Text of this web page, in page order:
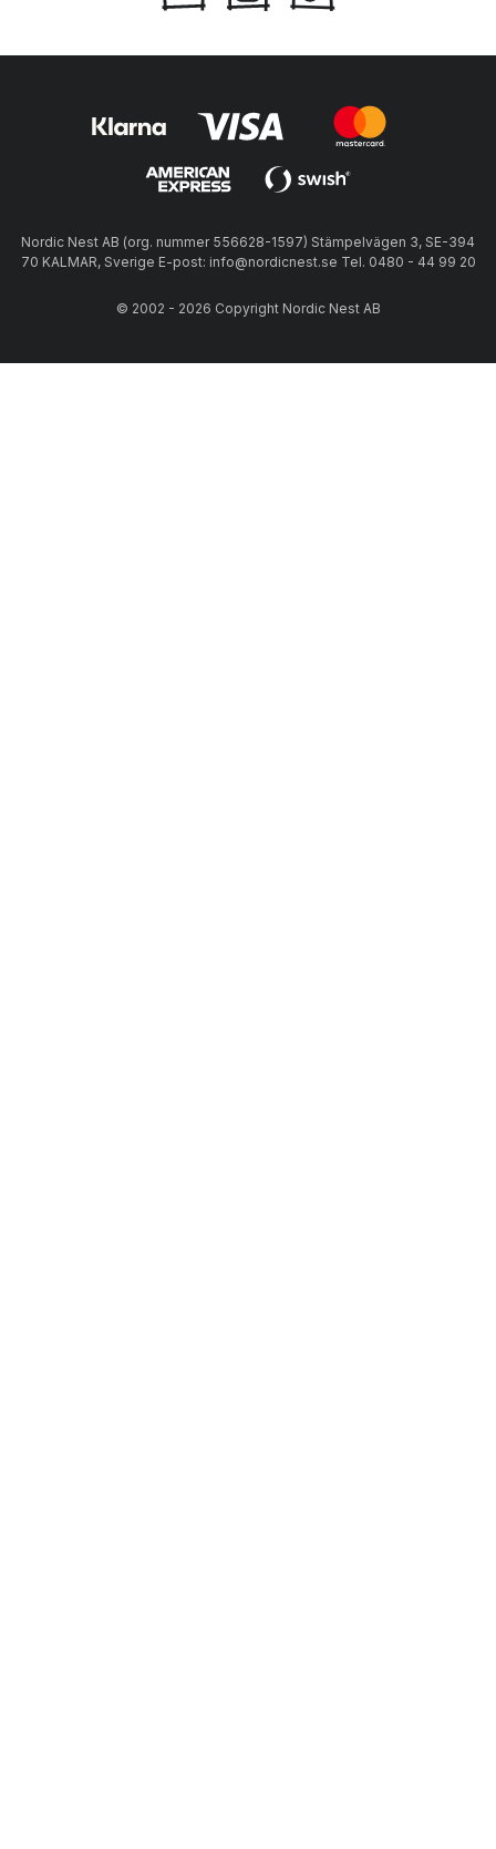
Nordic Nest AB (org. nummer 556628-1597) Stämpelvägen 3, SE-394
70 KALMAR, Sverige E-post: info@nordicnest.se Tel. 0480 - 44 99 20
© 2002 - 2026 Copyright Nordic Nest AB